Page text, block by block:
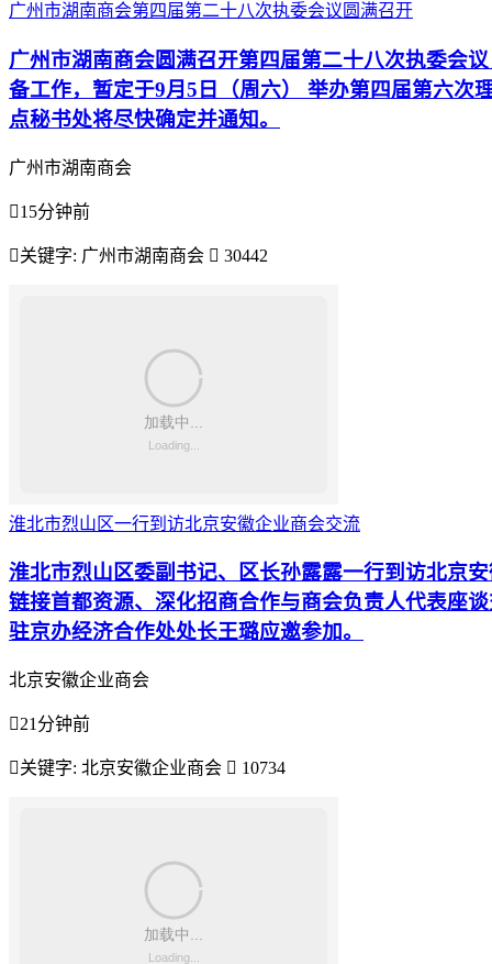
广州市湖南商会第四届第二十八次执委会议圆满召开
广州市湖南商会圆满召开第四届第二十八次执委会
备工作，暂定于9月5日（周六） 举办第四届第六次
点秘书处将尽快确定并通知。
广州市湖南商会
15分钟前
关键字: 广州市湖南商会  30442
淮北市烈山区一行到访北京安徽企业商会交流
淮北市烈山区委副书记、区长孙露露一行到访北京
链接首都资源、深化招商合作与商会负责人代表座
驻京办经济合作处处长王璐应邀参加。
北京安徽企业商会
21分钟前
关键字: 北京安徽企业商会  10734